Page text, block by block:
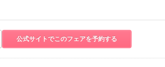
公式サイトでこのフェアを予約する